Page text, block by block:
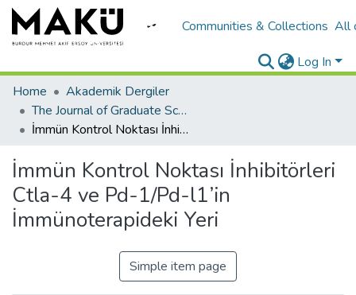
Communities & Collections All
Log In
Home
Akademik Dergiler
The Journal of Graduate School of Natural and Applied Sciences of Mehmet Akif Ersoy University
İmmün Kontrol Noktası İnhibitörleri Ctla-4 ve Pd-1/Pd-l1’in İmmünoterapideki Yeri
İmmün Kontrol Noktası İnhibitörleri
Ctla-4 ve Pd-1/Pd-l1’in
İmmünoterapideki Yeri
Simple item page